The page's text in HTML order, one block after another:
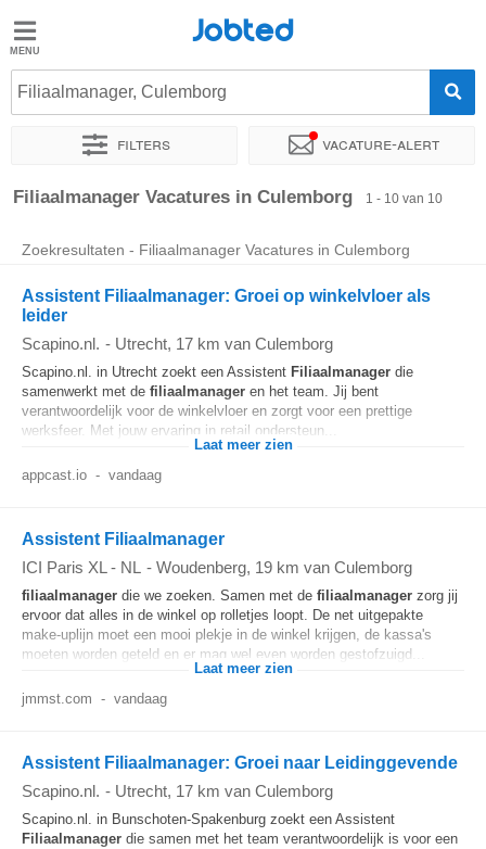
Jobted
Vacatures
Salarissen
Jobted
Filiaalmanager, Culemborg
Filters Vacature-alert
Sorteer op Exacte locatie
Filiaalmanager Vacatures in Culemborg 1 - 10 van 10
Zoekresultaten - Filiaalmanager Vacatures in Culemborg
Assistent Filiaalmanager: Groei op winkelvloer als
leider
Scapino.nl. - Utrecht, 17 km van Culemborg
Scapino.nl. in Utrecht zoekt een Assistent Filiaalmanager die
samenwerkt met de filiaalmanager en het team. Jij bent
verantwoordelijk voor de winkelvloer en zorgt voor een prettige
werksfeer. Met jouw ervaring in retail ondersteun...
Laat meer zien
appcast.io - vandaag
Assistent Filiaalmanager
ICI Paris XL - NL - Woudenberg, 19 km van Culemborg
filiaalmanager die we zoeken. Samen met de filiaalmanager zorg jij
ervoor dat alles in de winkel op rolletjes loopt. De net uitgepakte
make-uplijn moet een mooi plekje in de winkel krijgen, de kassa's
moeten worden geteld en er mag wel even worden gestofzuigd...
Laat meer zien
jmmst.com - vandaag
Assistent Filiaalmanager: Groei naar Leidinggevende
Scapino.nl. - Utrecht, 17 km van Culemborg
Scapino.nl. in Bunschoten-Spakenburg zoekt een Assistent
Filiaalmanager die samen met het team verantwoordelijk is voor een